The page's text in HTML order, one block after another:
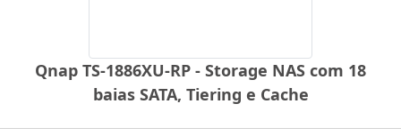
Qnap TS-1886XU-RP - Storage NAS com 18
baias SATA, Tiering e Cache